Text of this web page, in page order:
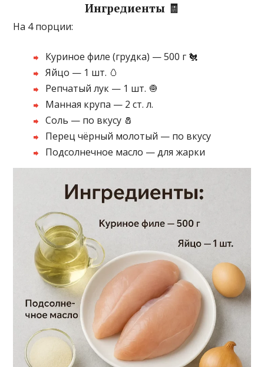
Ингредиенты 🧾
На 4 порции:
Куриное филе (грудка) — 500 г 🐔
Яйцо — 1 шт. 🥚
Репчатый лук — 1 шт. 🧅
Манная крупа — 2 ст. л.
Соль — по вкусу 🧂
Перец чёрный молотый — по вкусу
Подсолнечное масло — для жарки